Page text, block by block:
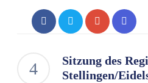
Sitzung des
Stellingen/